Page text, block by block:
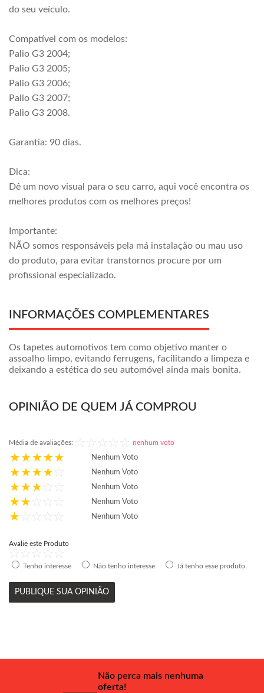
do seu veículo.
Compatível com os modelos:
Palio G3 2004;
Palio G3 2005;
Palio G3 2006;
Palio G3 2007;
Palio G3 2008.
Garantia: 90 dias.
Dica:
Dê um novo visual para o seu carro, aqui você encontra os
melhores produtos com os melhores preços!
Importante:
NÃO somos responsáveis pela má instalação ou mau uso
do produto, para evitar transtornos procure por um
profissional especializado.
INFORMAÇÕES COMPLEMENTARES
Os tapetes automotivos tem como objetivo manter o
assoalho limpo, evitando ferrugens, facilitando a limpeza e
deixando a estética do seu automóvel ainda mais bonita.
OPINIÃO DE QUEM JÁ COMPROU
Média de avaliações: nenhum voto
Nenhum Voto
Nenhum Voto
Nenhum Voto
Nenhum Voto
Nenhum Voto
Avalie este Produto
Tenho interesse Não tenho interesse Já tenho esse produto
PUBLIQUE SUA OPINIÃO
Não perca mais nenhuma
oferta!